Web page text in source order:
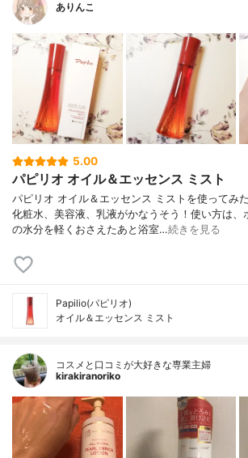
ありんこ
5.00
パピリオ オイル＆エッセンス ミスト
パピリオ オイル＆エッセンス ミストを使ってみた
化粧水、美容液、乳液がかなうそう！使い方は、
の水分を軽くおさえたあと浴室…続きを見る
Papilio(パピリオ)
オイル＆エッセンス ミスト
コスメと口コミが大好きな専業主婦
kirakiranoriko